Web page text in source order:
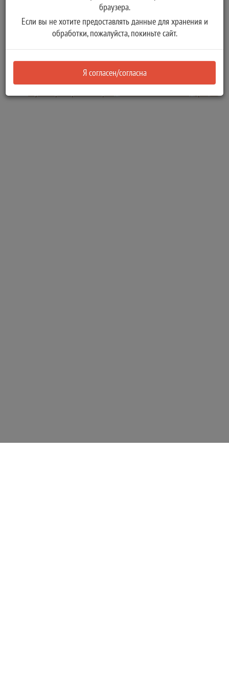
произведенных записей
Получение паспорта взамен паспорта либо паспорта
гражданина СССР, признанного органами
предварительного расследования вещественным
доказательством по уголовному делу
Получение паспорта гражданина Российской Федерации в
браузера.
Если вы не хотите предоставлять данные для хранения и
обработки, пожалуйста, покиньте сайт.
Я согласен/согласна